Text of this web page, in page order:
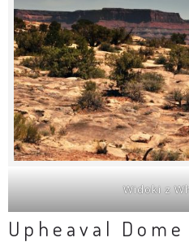
Widoki z
Upheaval Dome